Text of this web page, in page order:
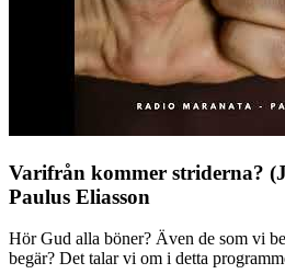
Varifrån kommer striderna?
Paulus Eliasson
Hör Gud alla böner? Även de som vi
begär? Det talar vi om i detta